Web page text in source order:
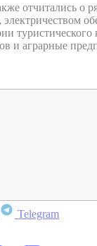
отчитались о
туристического
и аграрные
Telegram